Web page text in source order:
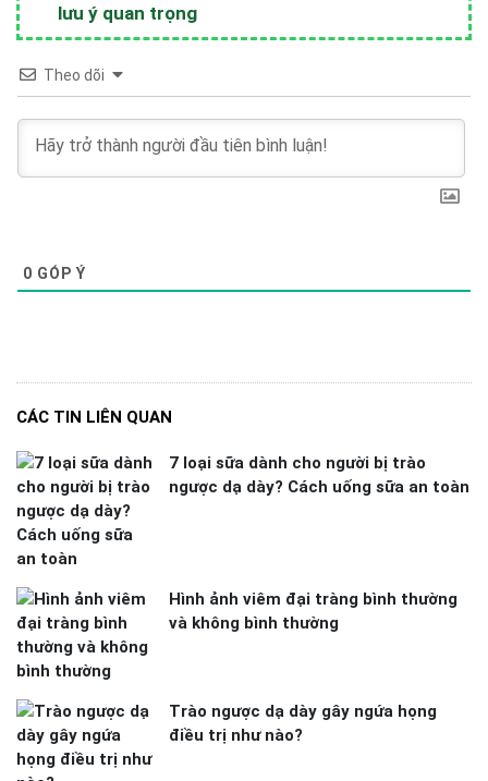
lưu ý quan trọng
Theo dõi
0 GÓP Ý
CÁC TIN LIÊN QUAN
7 loại sữa dành cho người bị trào
ngược dạ dày? Cách uống sữa an toàn
Hình ảnh viêm đại tràng bình thường
và không bình thường
Trào ngược dạ dày gây ngứa họng
điều trị như nào?